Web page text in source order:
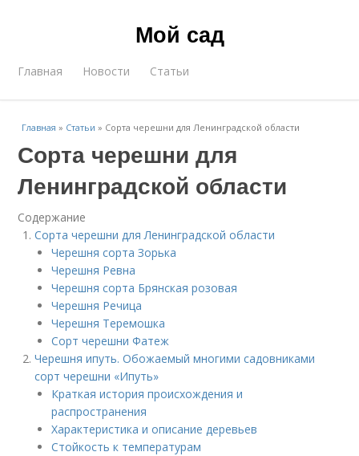
Мой сад
Главная Новости Статьи
Главная » Статьи » Сорта черешни для Ленинградской области
Сорта черешни для
Ленинградской области
Содержание
Сорта черешни для Ленинградской области
Черешня сорта Зорька
Черешня Ревна
Черешня сорта Брянская розовая
Черешня Речица
Черешня Теремошка
Сорт черешни Фатеж
Черешня ипуть. Обожаемый многими садовниками
сорт черешни «Ипуть»
Краткая история происхождения и
распространения
Характеристика и описание деревьев
Стойкость к температурам